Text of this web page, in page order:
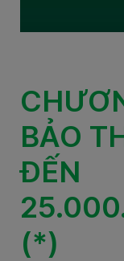
BẢO
ĐẾN
(*)